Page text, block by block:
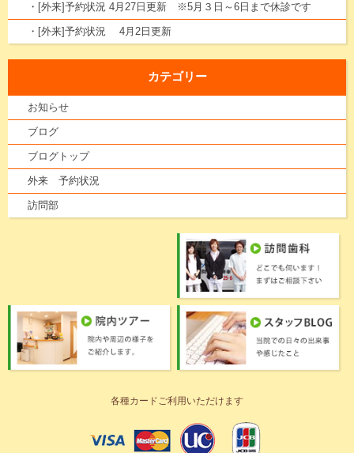
・[外来]予約状況 4月27日更新 ※5月３日～6日まで休診です
・[外来]予約状況 4月2日更新
カテゴリー
お知らせ
ブログ
ブログトップ
外来 予約状況
訪問部
各種カードご利用いただけます